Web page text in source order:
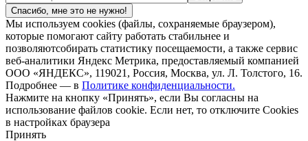
Спасибо, мне это не нужно!
Мы используем cookies (файлы, сохраняемые браузером),
которые помогают сайту работать стабильнее и
позволяютсобирать статистику посещаемости, а также сервис
веб-аналитики Яндекс Метрика, предоставляемый компанией
ООО «ЯНДЕКС», 119021, Россия, Москва, ул. Л. Толстого, 16.
Подробнее — в Политике конфиденциальности.
Нажмите на кнопку «Принять», если Вы согласны на
использование файлов cookie. Если нет, то отключите Cookies
в настройках браузера
Принять